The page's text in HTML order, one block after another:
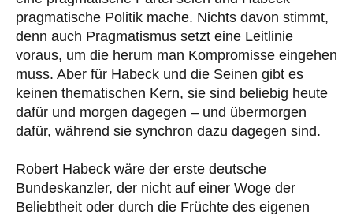
pragmatische Politik mache. Nichts davon stimmt,
denn auch Pragmatismus setzt eine Leitlinie
voraus, um die herum man Kompromisse eingehen
muss. Aber für Habeck und die Seinen gibt es
keinen thematischen Kern, sie sind beliebig heute
dafür und morgen dagegen – und übermorgen
dafür, während sie synchron dazu dagegen sind.
Robert Habeck wäre der erste deutsche
Bundeskanzler, der nicht auf einer Woge der
Beliebtheit oder durch die Früchte des eigenen